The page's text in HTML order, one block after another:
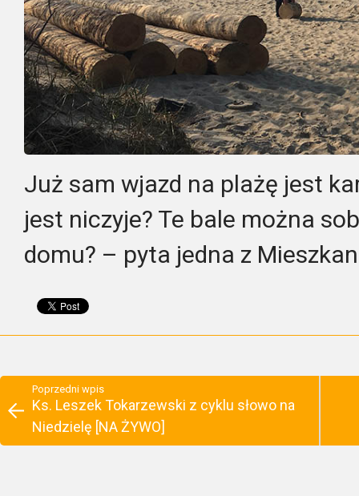
Już sam wjazd na plażę jest
jest niczyje? Te bale można
domu? – pyta jedna z
Poprzedni wpis
Ks. Leszek Tokarzewski z cyklu słowo na
Niedzielę [NA ŻYWO]